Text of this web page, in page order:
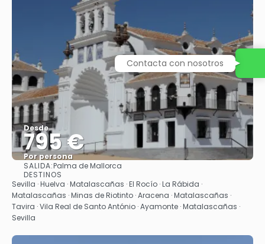
Desde
795 €
Por persona
SALIDA:Palma de Mallorca
DESTINOS
Sevilla · Huelva · Matalascañas · El Rocío · La Rábida ·
Matalascañas · Minas de Riotinto · Aracena · Matalascañas ·
Tavira · Vila Real de Santo António · Ayamonte · Matalascañas ·
Sevilla
Contacta con nosotros